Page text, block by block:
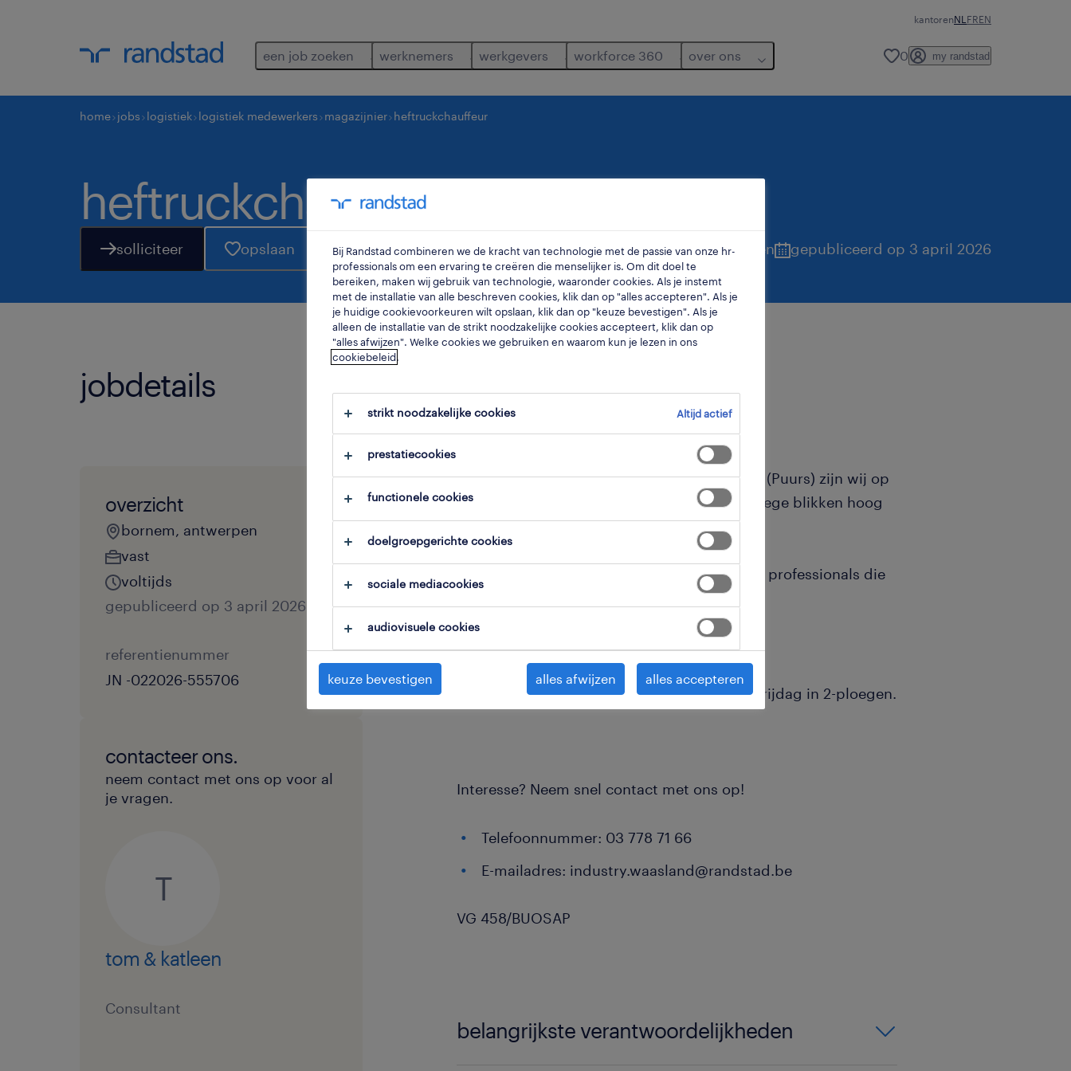
kantorenNL FREN
een job zoeken werknemers werkgevers workforce 360 over ons 0 my randstad
home jobs logistiek logistiek medewerkers magazijnier heftruckchauffeur
heftruckchauffeur
solliciteer opslaan bornem,antwerpen gepubliceerd op 3 april 2026
jobdetails
overzicht
bornem, antwerpen
vast
voltijds
gepubliceerd op 3 april 2026
referentienummer
JN -022026-555706
contacteer ons.
neem contact met ons op voor al
je vragen.
T
tom & katleen
Consultant
Voor onze logistieke klant met site te Pullaar (Puurs) zijn wij op
zoek naar 2 heftruckchauffeurs die paletten lege blikken hoog
kunnen stapelen in een magazijn.
Je versterkt een team van 350 gemotiveerde professionals die
Je kan voltijds werken van maandag t.e.m. vrijdag in 2-ploegen.
Interesse? Neem snel contact met ons op!
Telefoonnummer: 03 778 71 66
E-mailadres: industry.waasland@randstad.be
VG 458/BUOSAP
belangrijkste verantwoordelijkheden
Bij Randstad combineren we de kracht van technologie met de passie van onze hr-
professionals om een ervaring te creëren die menselijker is. Om dit doel te
bereiken, maken wij gebruik van technologie, waaronder cookies. Als je instemt
met de installatie van alle beschreven cookies, klik dan op "alles accepteren". Als je
je huidige cookievoorkeuren wilt opslaan, klik dan op "keuze bevestigen". Als je
alleen de installatie van de strikt noodzakelijke cookies accepteert, klik dan op
"alles afwijzen". Welke cookies we gebruiken en waarom kun je lezen in ons
cookiebeleid.
strikt noodzakelijke cookies Altijd actief
prestatiecookies
functionele cookies
doelgroepgerichte cookies
sociale mediacookies
audiovisuele cookies
keuze bevestigen alles afwijzen alles accepteren